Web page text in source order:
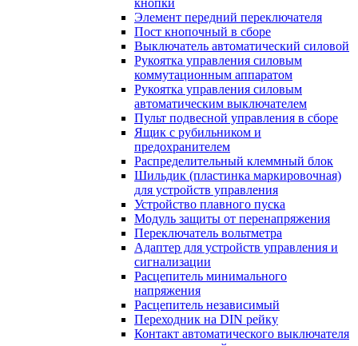
кнопки
Элемент передний переключателя
Пост кнопочный в сборе
Выключатель автоматический силовой
Рукоятка управления силовым
коммутационным аппаратом
Рукоятка управления силовым
автоматическим выключателем
Пульт подвесной управления в сборе
Ящик с рубильником и
предохранителем
Распределительный клеммный блок
Шильдик (пластинка маркировочная)
для устройств управления
Устройство плавного пуска
Модуль защиты от перенапряжения
Переключатель вольтметра
Адаптер для устройств управления и
сигнализации
Расцепитель минимального
напряжения
Расцепитель независимый
Переходник на DIN рейку
Контакт автоматического выключателя